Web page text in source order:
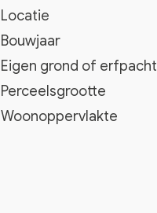
Locatie
Bouwjaar
Eigen grond of erfpacht
Perceelsgrootte
Woonoppervlakte